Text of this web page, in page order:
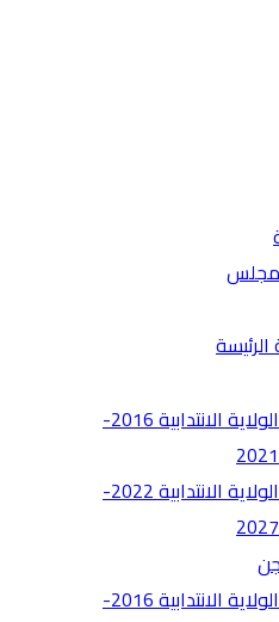
الولاية الانتدابية 2016-
2021
الولاية الانتدابية 2022-
2027
الولاية الانتدابية 2016-